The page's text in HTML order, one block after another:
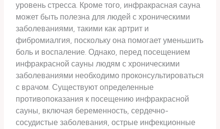
уровень стресса. Кроме того, инфракрасная сауна
может быть полезна для людей с хроническими
заболеваниями, такими как артрит и
фибромиалгия, поскольку она помогает уменьшить
боль и воспаление. Однако, перед посещением
инфракрасной сауны людям с хроническими
заболеваниями необходимо проконсультироваться
с врачом. Существуют определенные
противопоказания к посещению инфракрасной
сауны, включая беременность, сердечно-
сосудистые заболевания, острые инфекционные